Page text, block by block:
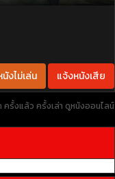
งไม่เล่น แจ้งหนังเสีย
รั้งแล้ว ครั้งเล่า ดูหนังออนไลน์